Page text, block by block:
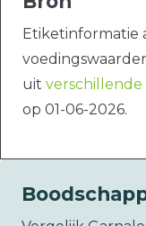
Etiketinformatie
uit
op 01-06-2026.